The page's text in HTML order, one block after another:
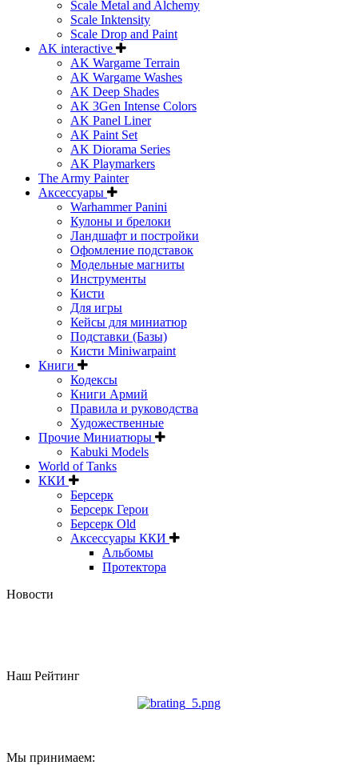
Scale Metal and Alchemy
Scale Inktensity
Scale Drop and Paint
AK interactive
AK Wargame Terrain
AK Wargame Washes
AK Deep Shades
AK 3Gen Intense Colors
AK Panel Liner
AK Paint Set
AK Diorama Series
AK Playmarkers
The Army Painter
Аксессуары
Warhammer Panini
Кулоны и брелоки
Ландшафт и постройки
Офомление подставок
Модельные магниты
Инструменты
Кисти
Для игры
Кейсы для миниатюр
Подставки (Базы)
Кисти Miniwarpaint
Книги
Кодексы
Книги Армий
Правила и руководства
Художественные
Прочие Миниатюры
Kabuki Models
World of Tanks
ККИ
Берсерк
Берсерк Герои
Берсерк Old
Аксессуары ККИ
Альбомы
Протектора
Новости
Наш Рейтинг
Мы принимаем: